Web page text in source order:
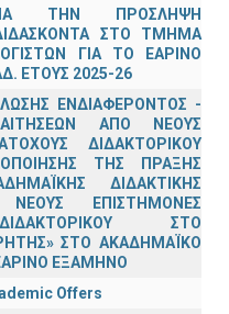
ΤΗΝ ΠΡΟΣΛΗΨΗ
ΣΤΟ ΤΜΗΜΑ
ΓΙΑ ΤΟ ΕΑΡΙΝΟ
ΕΤΟΥΣ 2025-26
ΕΝΔΙΑΦΕΡΟΝΤΟΣ -
ΑΠΟ ΝΕΟΥΣ
ΔΙΔΑΚΤΟΡΙΚΟΥ
ΤΗΣ ΠΡΑΞΗΣ
ΔΙΔΑΚΤΙΚΗΣ
ΕΠΙΣΤΗΜΟΝΕΣ
ΣΤΟ
ΣΤΟ ΑΚΑΔΗΜΑΪΚΟ
ΕΞΑΜΗΝΟ
Offers